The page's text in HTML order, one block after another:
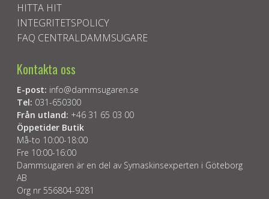
HITTA HIT
INTEGRITETSPOLICY
FAQ CENTRALDAMMSUGARE
Kontakta oss
E-post: info@dammsugaren.se
Tel: 031-650300
Från utland: +46 31 65 03 00
Öppetider Butik
Må-to 10:00-18:00
Fre 10:00-16:00
Dammsugaren är en del av Symaskinsexperten i Göteborg
AB
Org nr 556804-9281